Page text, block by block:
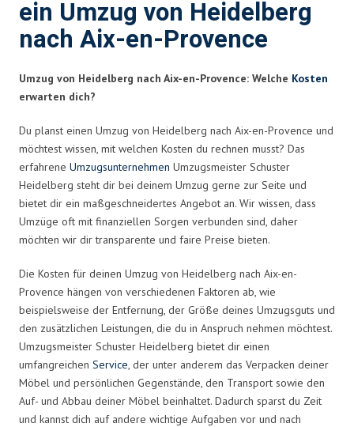
ein Umzug von Heidelberg
nach Aix-en-Provence
Umzug von Heidelberg nach Aix-en-Provence: Welche Kosten
erwarten dich?
Du planst einen Umzug von Heidelberg nach Aix-en-Provence und
möchtest wissen, mit welchen Kosten du rechnen musst? Das
erfahrene Umzugsunternehmen Umzugsmeister Schuster
Heidelberg steht dir bei deinem Umzug gerne zur Seite und
bietet dir ein maßgeschneidertes Angebot an. Wir wissen, dass
Umzüge oft mit finanziellen Sorgen verbunden sind, daher
möchten wir dir transparente und faire Preise bieten.
Die Kosten für deinen Umzug von Heidelberg nach Aix-en-
Provence hängen von verschiedenen Faktoren ab, wie
beispielsweise der Entfernung, der Größe deines Umzugsguts und
den zusätzlichen Leistungen, die du in Anspruch nehmen möchtest.
Umzugsmeister Schuster Heidelberg bietet dir einen
umfangreichen Service, der unter anderem das Verpacken deiner
Möbel und persönlichen Gegenstände, den Transport sowie den
Auf- und Abbau deiner Möbel beinhaltet. Dadurch sparst du Zeit
und kannst dich auf andere wichtige Aufgaben vor und nach